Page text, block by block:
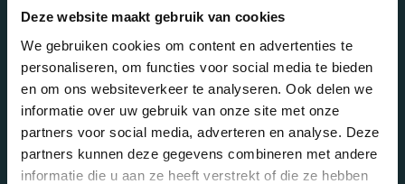
Deze website maakt gebruik van cookies
We gebruiken cookies om content en advertenties te
personaliseren, om functies voor social media te bieden
en om ons websiteverkeer te analyseren. Ook delen we
informatie over uw gebruik van onze site met onze
partners voor social media, adverteren en analyse. Deze
partners kunnen deze gegevens combineren met andere
informatie die u aan ze heeft verstrekt of die ze hebben
Niet in scope
Fundaments geeft geen beloning voor triviale
kwetsbaarheden of bugs die niet misbruikt kunnen